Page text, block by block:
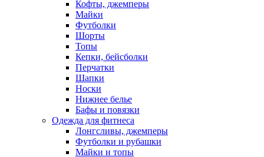
Кофты, джемперы
Майки
Футболки
Шорты
Топы
Кепки, бейсболки
Перчатки
Шапки
Носки
Нижнее белье
Бафы и повязки
Одежда для фитнеса
Лонгсливы, джемперы
Футболки и рубашки
Майки и топы